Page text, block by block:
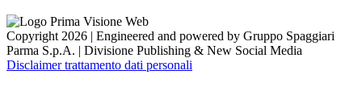
Copyright 2026 | Engineered and powered by Gruppo Spaggiari
Parma S.p.A. | Divisione Publishing & New Social Media
Disclaimer trattamento dati personali